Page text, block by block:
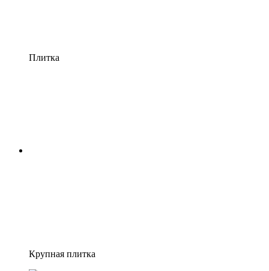
Плитка
Крупная плитка